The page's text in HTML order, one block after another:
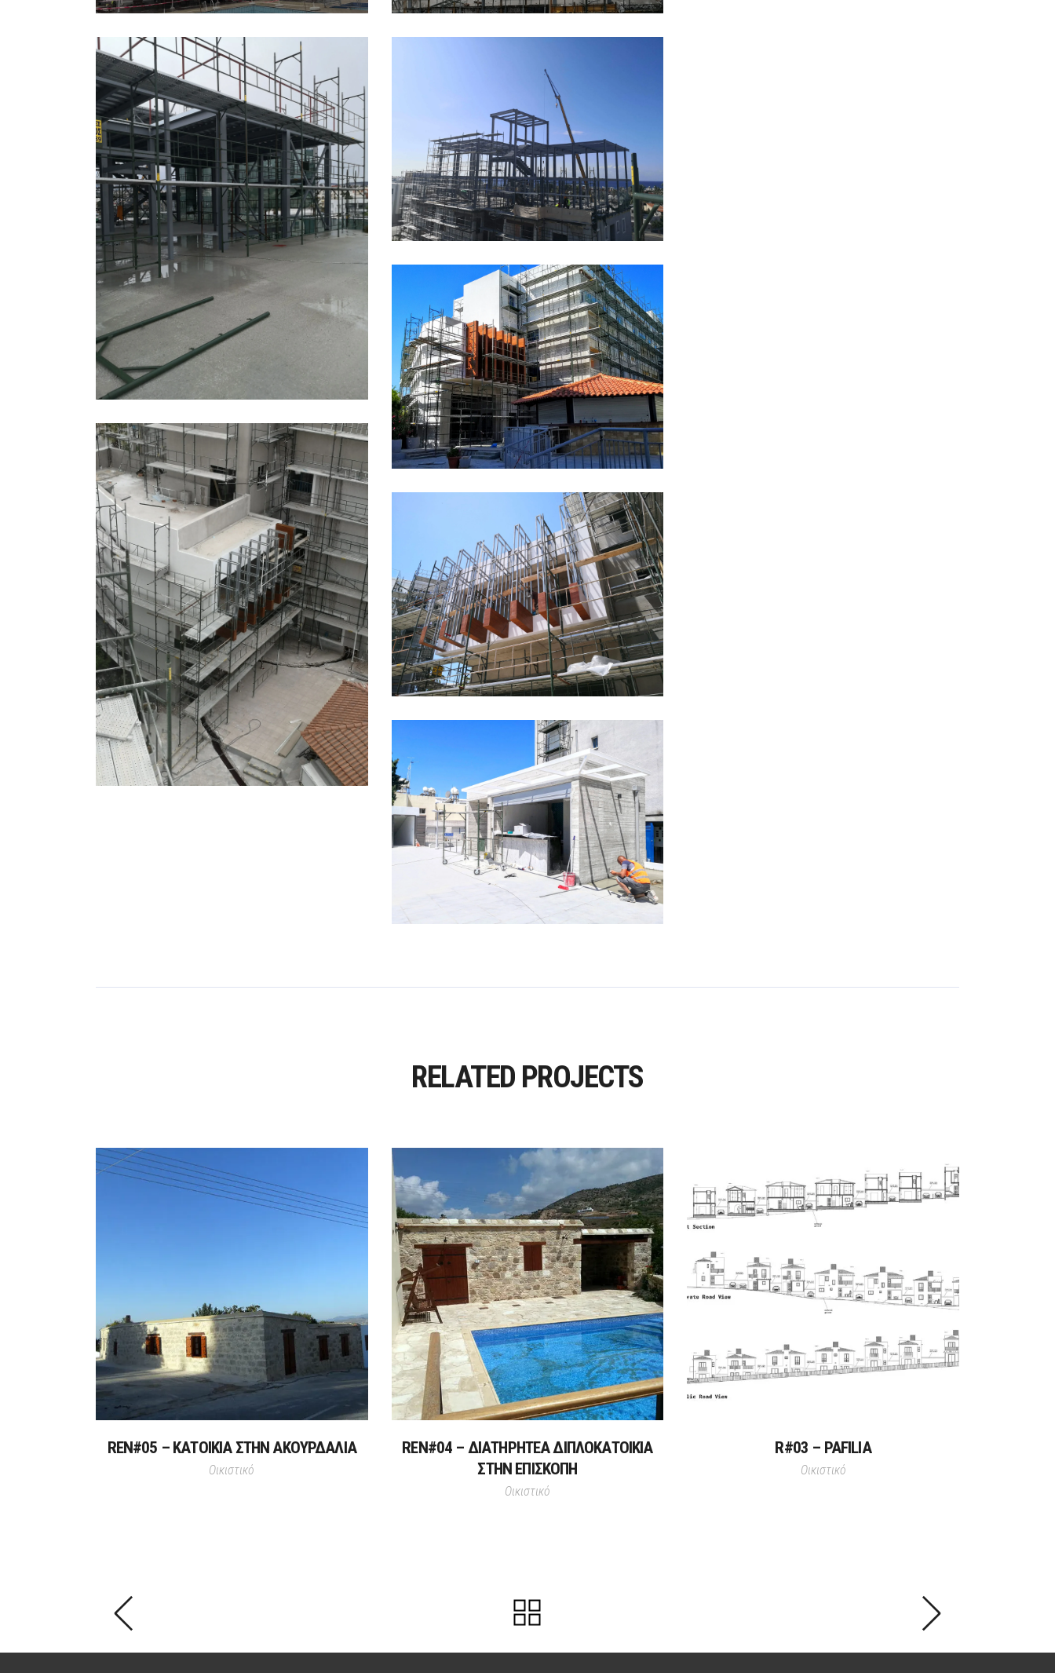
RELATED PROJECTS
REN#05 – ΚΑΤΟΙΚΙΑ ΣΤΗΝ ΑΚΟΥΡΔΑΛΙΑ
Οικιστικό
REN#04 – ΔΙΑΤΗΡΗΤΕΑ ΔΙΠΛΟΚΑΤΟΙΚΙΑ
ΣΤΗΝ ΕΠΙΣΚΟΠΗ
Οικιστικό
R#03 – PAFILIA
Οικιστικό